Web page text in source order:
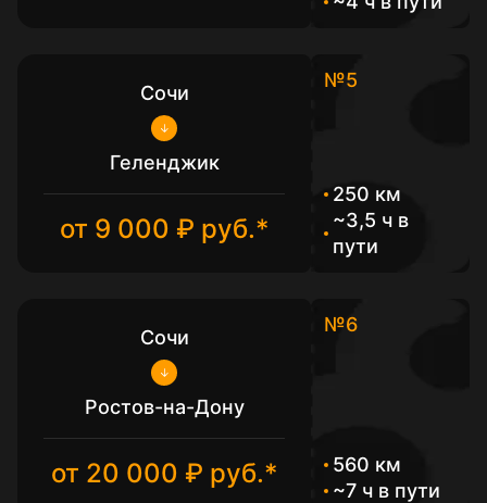
Сочи
Геленджик
от 9 000 ₽ руб.*
№5
250 км
~3,5 ч в
пути
Сочи
Ростов-на-Дону
от 20 000 ₽ руб.*
№6
560 км
~7 ч в пути